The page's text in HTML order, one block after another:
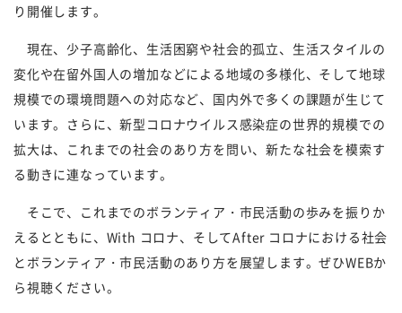
お問い合せ
行事予定 リンク
プライバシーポリシー
カスタマーハラスメントに
対する基本方針
免責事項
り開催します。
現在、少子高齢化、生活困窮や社会的孤立、生活スタイルの
変化や在留外国人の増加などによる地域の多様化、そして地球
規模での環境問題への対応など、国内外で多くの課題が生じて
います。さらに、新型コロナウイルス感染症の世界的規模での
拡大は、これまでの社会のあり方を問い、新たな社会を模索す
る動きに連なっています。
そこで、これまでのボランティア・市民活動の歩みを振りか
えるとともに、 With コロナ、そしてAfter コロナにおける社会
とボランティア・市民活動のあり方を展望します。ぜひWEBか
ら視聴ください。